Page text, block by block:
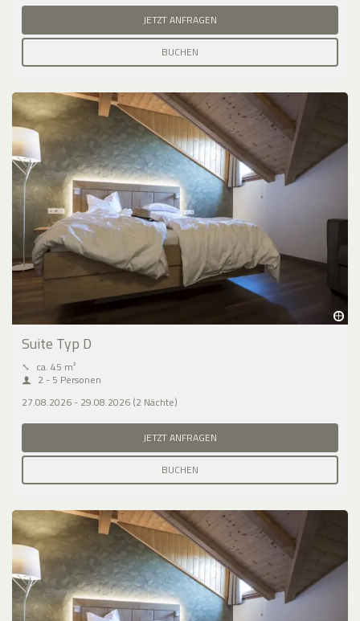
JETZT ANFRAGEN
BUCHEN
Suite Typ D
⤡ ca. 45 m²
2 - 5 Personen
27.08.2026 - 29.08.2026 (2 Nächte)
JETZT ANFRAGEN
BUCHEN